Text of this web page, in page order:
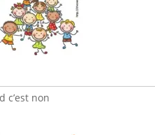
c’est non